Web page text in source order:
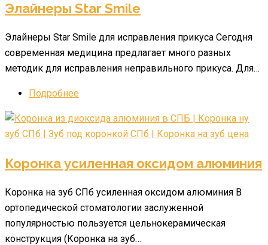
Элайнеры Star Smile
Элайнеры Star Smile для исправления прикуса Сегодня
современная медицина предлагает много разных
методик для исправления неправильного прикуса. Для…
Подробнее
Коронка усиленная оксидом алюминия
Коронка на зуб СПб усиленная оксидом алюминия В
ортопедической стоматологии заслуженной
популярностью пользуется цельнокерамическая
конструкция (Коронка на зуб…